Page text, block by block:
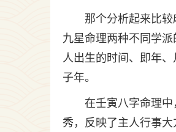
那个分析起来比
九星命理两种不同学
人出生的时间、即年
子年。
在壬寅八字命理
秀，反映了主人行事